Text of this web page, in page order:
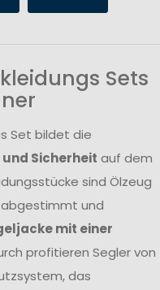
Sets
Set bildet die
Sicherheit auf dem
sind Ölzeug
und
mit einer
profitieren Segler von
das